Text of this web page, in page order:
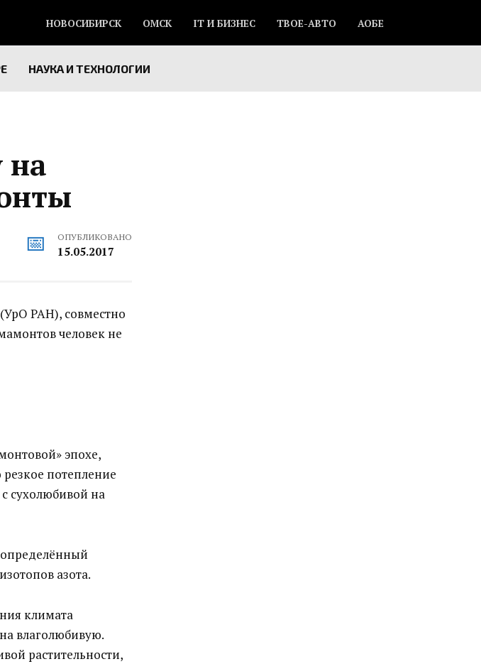
НОВОСИБИРСК ОМСК IT И БИЗНЕС ТВОЕ-АВТО АОБЕ
НАУКА И ТЕХНОЛОГИИ
на
ОПУБЛИКОВАНО
15.05.2017
РАН), совместно
человек не
эпохе,
потепление
сухолюбивой на
определённый
азота.
климата
влаголюбивую.
растительности,